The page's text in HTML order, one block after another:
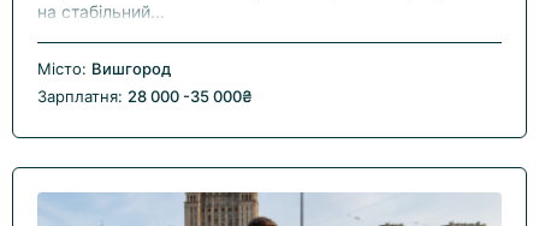
на стабільний...
Місто: Вишгород
Зарплатня: 28 000 -35 000₴